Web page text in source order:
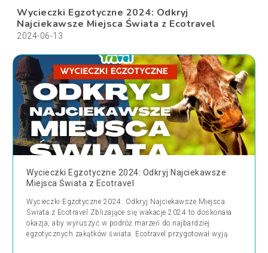
Wycieczki Egzotyczne 2024: Odkryj
Najciekawsze Miejsca Świata z Ecotravel
2024-06-13
Wycieczki Egzotyczne 2024: Odkryj Najciekawsze
Miejsca Świata z Ecotravel
Wycieczki Egzotyczne 2024: Odkryj Najciekawsze Miejsca
Świata z Ecotravel Zbliżające się wakacje 2024 to doskonała
okazja, aby wyruszyć w podróż marzeń do najbardziej
egzotycznych zakątków świata. Ecotravel przygotował wyją